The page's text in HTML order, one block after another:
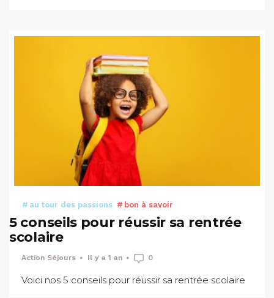
au tour des passions bon à savoir
5 conseils pour réussir sa rentrée
scolaire
Action Séjours Il y a 1 an 0
Voici nos 5 conseils pour réussir sa rentrée scolaire